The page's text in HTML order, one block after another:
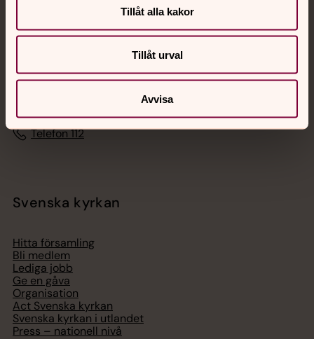
Tillåt alla kakor
Tillåt urval
Avvisa
Jourhavande präst
Akut samtals- och krisstöd. Prata eller chatta anonymt
med en präst på kvällar och nätter.
Digitalt brev
Telefon 112
Svenska kyrkan
Hitta församling
Bli medlem
Lediga jobb
Ge en gåva
Organisation
Act Svenska kyrkan
Svenska kyrkan i utlandet
Press – nationell nivå